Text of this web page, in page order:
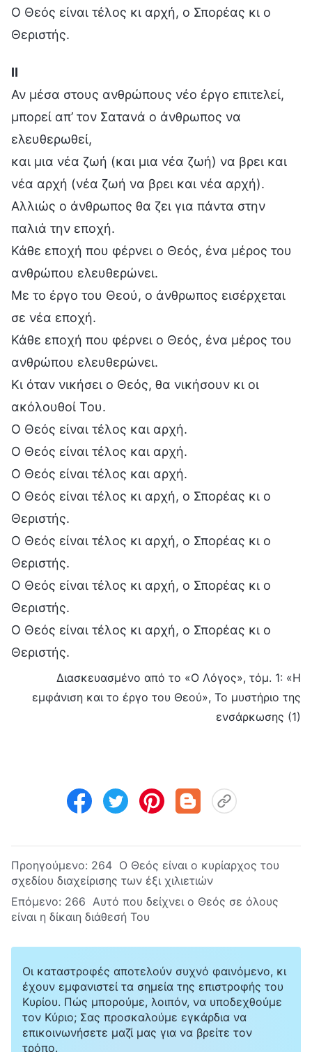
Ο Θεός είναι τέλος κι αρχή, ο Σπορέας κι ο
Θεριστής.
Ⅱ
Αν μέσα στους ανθρώπους νέο έργο επιτελεί,
μπορεί απ’ τον Σατανά ο άνθρωπος να
ελευθερωθεί,
και μια νέα ζωή (και μια νέα ζωή) να βρει και
νέα αρχή (νέα ζωή να βρει και νέα αρχή).
Αλλιώς ο άνθρωπος θα ζει για πάντα στην
παλιά την εποχή.
Κάθε εποχή που φέρνει ο Θεός, ένα μέρος του
ανθρώπου ελευθερώνει.
Με το έργο του Θεού, ο άνθρωπος εισέρχεται
σε νέα εποχή.
Κάθε εποχή που φέρνει ο Θεός, ένα μέρος του
ανθρώπου ελευθερώνει.
Κι όταν νικήσει ο Θεός, θα νικήσουν κι οι
ακόλουθοί Του.
Ο Θεός είναι τέλος και αρχή.
Ο Θεός είναι τέλος και αρχή.
Ο Θεός είναι τέλος και αρχή.
Ο Θεός είναι τέλος κι αρχή, ο Σπορέας κι ο
Θεριστής.
Ο Θεός είναι τέλος κι αρχή, ο Σπορέας κι ο
Θεριστής.
Ο Θεός είναι τέλος κι αρχή, ο Σπορέας κι ο
Θεριστής.
Ο Θεός είναι τέλος κι αρχή, ο Σπορέας κι ο
Θεριστής.
Διασκευασμένο από το «Ο Λόγος», τόμ. 1: «Η
εμφάνιση και το έργο του Θεού», Το μυστήριο της
ενσάρκωσης (1)
Προηγούμενο: 264 Ο Θεός είναι ο κυρίαρχος του
σχεδίου διαχείρισης των έξι χιλιετιών
Επόμενο: 266 Αυτό που δείχνει ο Θεός σε όλους
είναι η δίκαιη διάθεσή Του
Οι καταστροφές αποτελούν συχνό φαινόμενο, κι
έχουν εμφανιστεί τα σημεία της επιστροφής του
Κυρίου. Πώς μπορούμε, λοιπόν, να υποδεχθούμε
τον Κύριο; Σας προσκαλούμε εγκάρδια να
επικοινωνήσετε μαζί μας για να βρείτε τον
τρόπο.